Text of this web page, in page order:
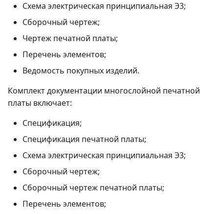
Схема электрическая принципиальная Э3;
Сборочный чертеж;
Чертеж печатной платы;
Перечень элементов;
Ведомость покупных изделий.
Комплект документации многослойной печатной
платы включает:
Спецификация;
Спецификация печатной платы;
Схема электрическая принципиальная Э3;
Сборочный чертеж;
Сборочный чертеж печатной платы;
Перечень элементов;